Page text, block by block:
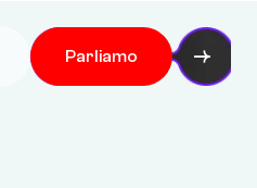
Parliamo